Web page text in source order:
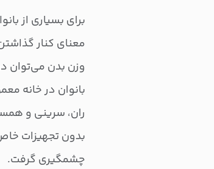
برای بسیاری از
معنای کنار
وزن بدن می‌توان
بانوان در خانه
ران، سرینی و
بدون تجهیزات
چشمگیری گرفت.